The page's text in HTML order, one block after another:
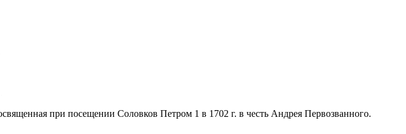
при посещении Соловков Петром 1 в 1702 г. в честь Андрея Первозванного.